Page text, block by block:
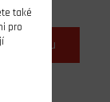
do košíku
také
pro